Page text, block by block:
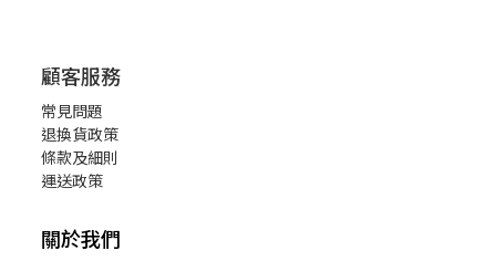
顧客服務
常見問題
退換貨政策
條款及細則
運送政策
關於我們